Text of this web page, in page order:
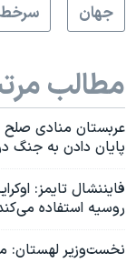
جهان
سرخط
مطالب
عربستان منادی صلح
پایان دادن به جنگ
فایننشال تایمز:
روسیه استفاده
نخست‌وزیر لهستان: